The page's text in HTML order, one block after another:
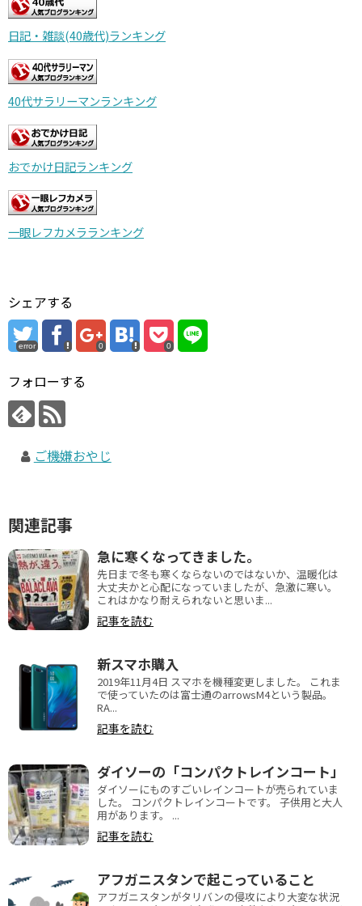
日記・雑談(40歳代)ランキング
40代サラリーマンランキング
おでかけ日記ランキング
一眼レフカメラランキング
シェアする
error 0 0
フォローする
ご機嫌おやじ
関連記事
急に寒くなってきました。
先日まで冬も寒くならないのではないか、温暖化は
大丈夫かと心配になっていましたが、急激に寒い。
これはかなり耐えられないと思いま...
記事を読む
新スマホ購入
2019年11月4日 スマホを機種変更しました。 これま
で使っていたのは富士通のarrowsM4という製品。
RA...
記事を読む
ダイソーの「コンパクトレインコート」
ダイソーにものすごいレインコートが売られていま
した。 コンパクトレインコートです。 子供用と大人
用があります。 ...
記事を読む
アフガニスタンで起こっていること
アフガニスタンがタリバンの侵攻により大変な状況